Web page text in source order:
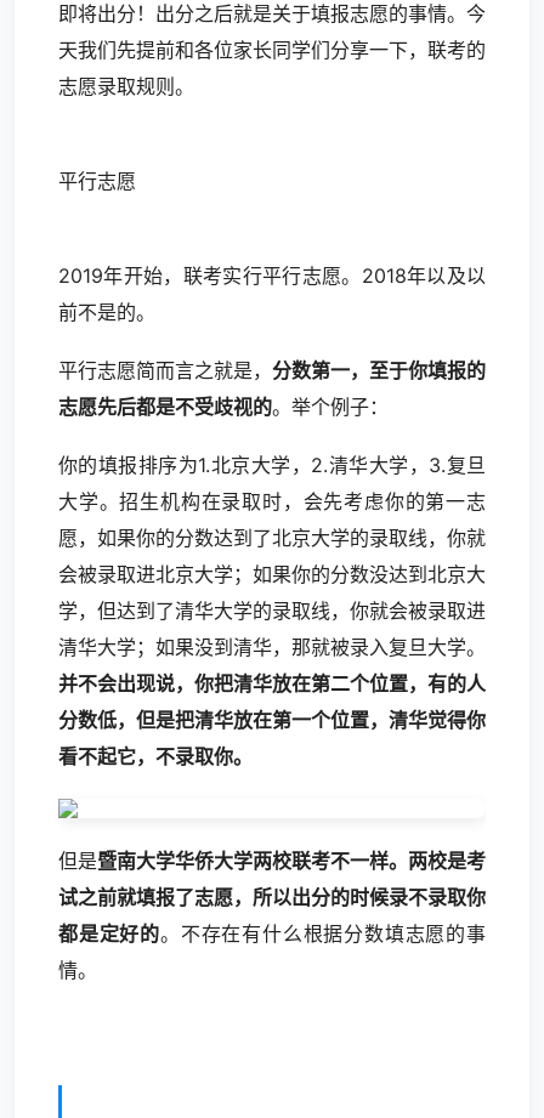
即将出分！出分之后就是关于填报志愿的事情。今
天我们先提前和各位家长同学们分享一下，联考的
志愿录取规则。
平行志愿
2019年开始，联考实行平行志愿。2018年以及以
前不是的。
平行志愿简而言之就是， 分数第一，至于你填报的
志愿先后都是不受歧视的。举个例子：
你的填报排序为1.北京大学，2.清华大学，3.复旦
大学。招生机构在录取时，会先考虑你的第一志
愿，如果你的分数达到了北京大学的录取线，你就
会被录取进北京大学；如果你的分数没达到北京大
学，但达到了清华大学的录取线，你就会被录取进
清华大学；如果没到清华，那就被录入复旦大学。
并不会出现说，你把清华放在第二个位置，有的人
分数低，但是把清华放在第一个位置，清华觉得你
看不起它，不录取你。
但是暨南大学华侨大学两校联考不一样。两校是考
试之前就填报了志愿，所以出分的时候录不录取你
都是定好的。不存在有什么根据分数填志愿的事
情。